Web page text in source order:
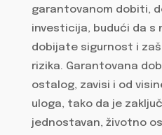
garantovanom dobiti,
investicija, budući da s
dobijate sigurnost i
rizika. Garantovana
ostalog, zavisi i od
uloga, tako da je
jednostavan, životno